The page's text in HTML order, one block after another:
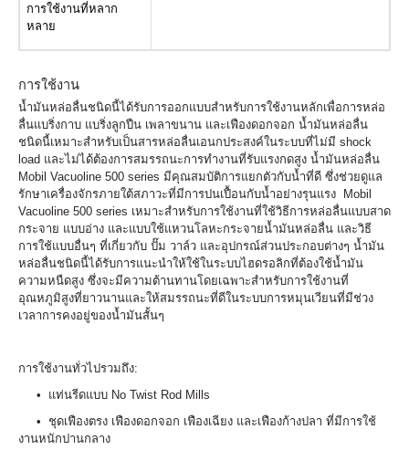
การใช้งานที่หลาก
หลาย
การใช้งาน
น้ำมันหล่อลื่นชนิดนี้ได้รับการออกแบบสำหรับการใช้งานหลักเพื่อการหล่อ
ลื่นแบริ่งกาบ แบริ่งลูกปืน เพลาขนาน และเฟืองดอกจอก น้ำมันหล่อลื่น
ชนิดนี้เหมาะสำหรับเป็นสารหล่อลื่นเอนกประสงค์ในระบบที่ไม่มี shock
load และไม่ได้ต้องการสมรรถนะการทำงานที่รับแรงกดสูง น้ำมันหล่อลื่น
Mobil Vacuoline 500 series มีคุณสมบัติการแยกตัวกับน้ำที่ดี ซึ่งช่วยดูแล
รักษาเครื่องจักรภายใต้สภาวะที่มีการปนเปื้อนกับน้ำอย่างรุนแรง Mobil
Vacuoline 500 series เหมาะสำหรับการใช้งานที่ใช้วิธีการหล่อลื่นแบบสาด
กระจาย แบบอ่าง และแบบใช้แหวนโลหะกระจายน้ำมันหล่อลื่น และวิธี
การใช้แบบอื่นๆ ที่เกี่ยวกับ ปั๊ม วาล์ว และอุปกรณ์ส่วนประกอบต่างๆ น้ำมัน
หล่อลื่นชนิดนี้ได้รับการแนะนำให้ใช้ในระบบไฮดรอลิกที่ต้องใช้น้ำมัน
ความหนืดสูง ซึ่งจะมีความต้านทานโดยเฉพาะสำหรับการใช้งานที่
อุณหภูมิสูงที่ยาวนานและให้สมรรถนะที่ดีในระบบการหมุนเวียนที่มีช่วง
เวลาการคงอยู่ของน้ำมันสั้นๆ
การใช้งานทั่วไปรวมถึง:
• แท่นรีดแบบ No Twist Rod Mills
• ชุดเฟืองตรง เฟืองดอกจอก เฟืองเฉียง และเฟืองก้างปลา ที่มีการใช้
งานหนักปานกลาง